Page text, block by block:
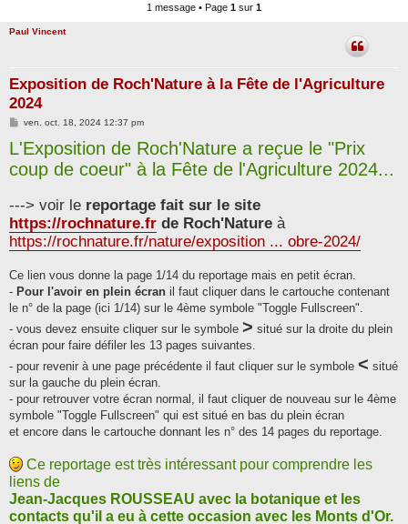
1 message • Page 1 sur 1
Paul Vincent
Exposition de Roch'Nature à la Fête de l'Agriculture
2024
M
s
s
a
g
ven. oct. 18, 2024 12:37 pm
L'Exposition de Roch'Nature a reçue le "Prix
coup de coeur" à la Fête de l'Agriculture 2024...
---> voir le reportage fait sur le site
https://rochnature.fr de Roch'Nature à
https://rochnature.fr/nature/exposition ... obre-2024/
Ce lien vous donne la page 1/14 du reportage mais en petit écran.
- Pour l'avoir en plein écran il faut cliquer dans le cartouche contenant
le n° de la page (ici 1/14) sur le 4ème symbole "Toggle Fullscreen".
- vous devez ensuite cliquer sur le symbole > situé sur la droite du plein
écran pour faire défiler les 13 pages suivantes.
- pour revenir à une page précédente il faut cliquer sur le symbole < situé
sur la gauche du plein écran.
- pour retrouver votre écran normal, il faut cliquer de nouveau sur le 4ème
symbole "Toggle Fullscreen" qui est situé en bas du plein écran
et encore dans le cartouche donnant les n° des 14 pages du reportage.
Ce reportage est très intéressant pour comprendre les
liens de
Jean-Jacques ROUSSEAU avec la botanique et les
contacts qu'il a eu à cette occasion avec les Monts d'Or.